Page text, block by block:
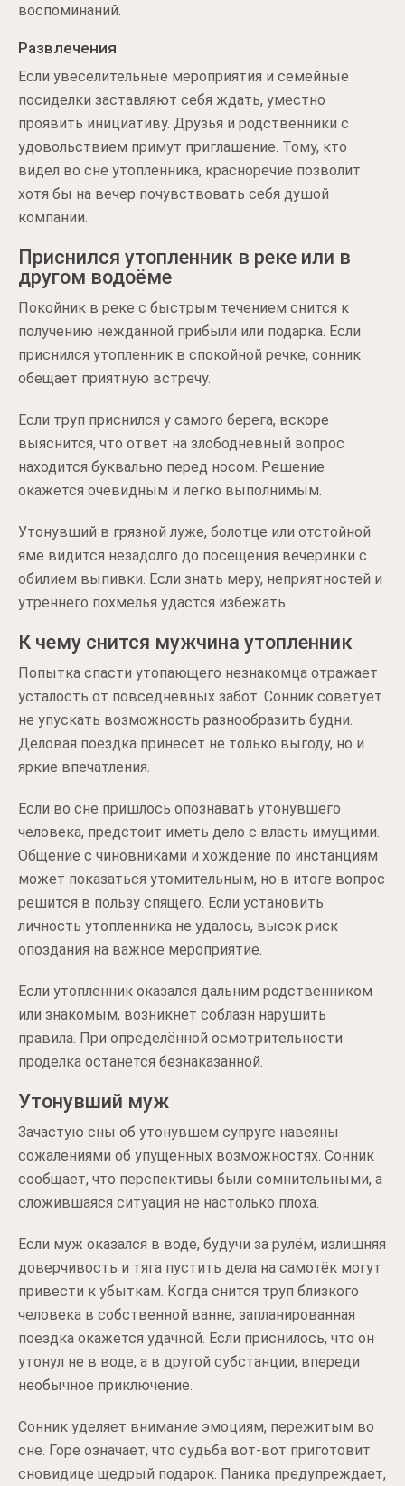
воспоминаний.
Развлечения
Если увеселительные мероприятия и семейные
посиделки заставляют себя ждать, уместно
проявить инициативу. Друзья и родственники с
удовольствием примут приглашение. Тому, кто
видел во сне утопленника, красноречие позволит
хотя бы на вечер почувствовать себя душой
компании.
Приснился утопленник в реке или в
другом водоёме
Покойник в реке с быстрым течением снится к
получению нежданной прибыли или подарка. Если
приснился утопленник в спокойной речке, сонник
обещает приятную встречу.
Если труп приснился у самого берега, вскоре
выяснится, что ответ на злободневный вопрос
находится буквально перед носом. Решение
окажется очевидным и легко выполнимым.
Утонувший в грязной луже, болотце или отстойной
яме видится незадолго до посещения вечеринки с
обилием выпивки. Если знать меру, неприятностей и
утреннего похмелья удастся избежать.
К чему снится мужчина утопленник
Попытка спасти утопающего незнакомца отражает
усталость от повседневных забот. Сонник советует
не упускать возможность разнообразить будни.
Деловая поездка принесёт не только выгоду, но и
яркие впечатления.
Если во сне пришлось опознавать утонувшего
человека, предстоит иметь дело с власть имущими.
Общение с чиновниками и хождение по инстанциям
может показаться утомительным, но в итоге вопрос
решится в пользу спящего. Если установить
личность утопленника не удалось, высок риск
опоздания на важное мероприятие.
Если утопленник оказался дальним родственником
или знакомым, возникнет соблазн нарушить
правила. При определённой осмотрительности
проделка останется безнаказанной.
Утонувший муж
Зачастую сны об утонувшем супруге навеяны
сожалениями об упущенных возможностях. Сонник
сообщает, что перспективы были сомнительными, а
сложившаяся ситуация не настолько плоха.
Если муж оказался в воде, будучи за рулём, излишняя
доверчивость и тяга пустить дела на самотёк могут
привести к убыткам. Когда снится труп близкого
человека в собственной ванне, запланированная
поездка окажется удачной. Если приснилось, что он
утонул не в воде, а в другой субстанции, впереди
необычное приключение.
Сонник уделяет внимание эмоциям, пережитым во
сне. Горе означает, что судьба вот-вот приготовит
сновидице щедрый подарок. Паника предупреждает,